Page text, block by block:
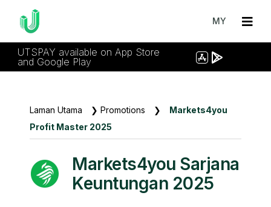
MY
UTSPAY available on App Store
and Google Play
Laman Utama ❯ Promotions ❯
Markets4you
Profit Master 2025
Markets4you Sarjana
Keuntungan 2025